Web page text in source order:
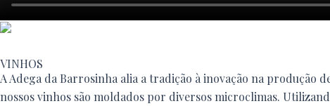
VINHOS
A Adega da Barrosinha alia a tradição à inovação na produção
nossos vinhos são moldados por diversos microclimas.